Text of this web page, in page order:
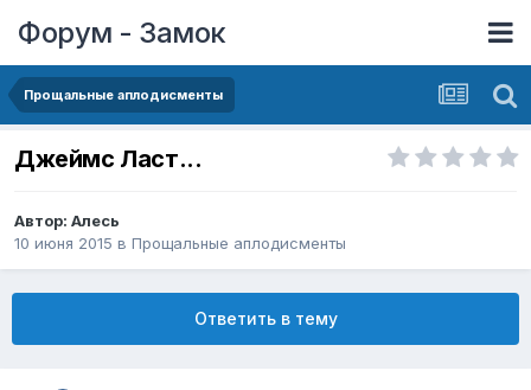
Форум - Замок
Прощальные аплодисменты
Джеймс Ласт...
Автор: Алесь
10 июня 2015 в Прощальные аплодисменты
Ответить в тему